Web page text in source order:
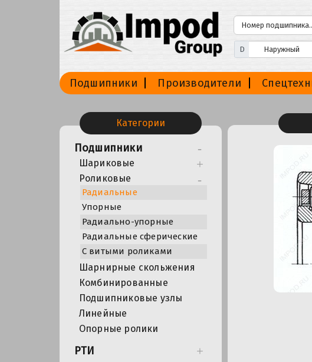
D
Подшипники Производители
Категории
Подшипники
Шариковые
Роликовые
Радиальные
Упорные
Радиально-упорные
Радиальные сферические
С витыми роликами
Шарнирные скольжения
Комбинированные
Подшипниковые узлы
Линейные
Опорные ролики
РТИ